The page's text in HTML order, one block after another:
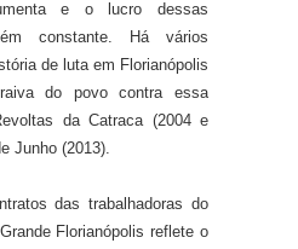
e o lucro dessas
constante. Há vários
de luta em Florianópolis
do povo contra essa
da Catraca (2004 e
Junho (2013).
das trabalhadoras do
Florianópolis reflete o